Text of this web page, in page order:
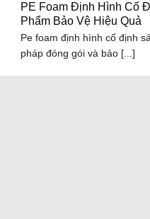
PE Foam Định Hình Cố
Phẩm Bảo Vệ Hiệu Quả
Pe foam định hình cố định
pháp đóng gói và bảo [...]